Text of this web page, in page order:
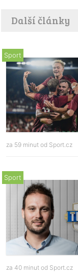
Další články
Sport
za 59 minut od Sport.cz
Sport
za 40 minut od Sport.cz